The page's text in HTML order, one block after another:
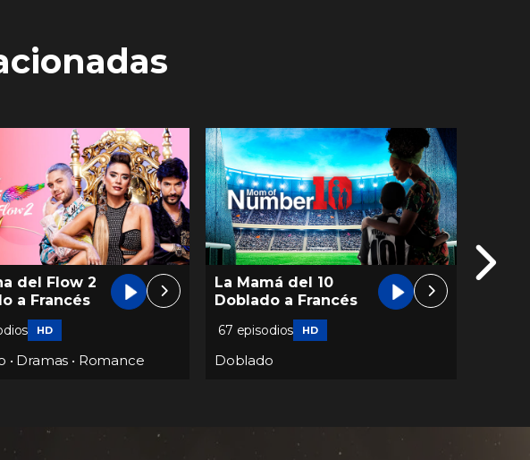
del 10
a Francés
HD
Esmeraldas Doblado
a Inglés
62 episodios HD
Doblado
La